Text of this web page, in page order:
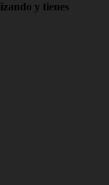
y tienes